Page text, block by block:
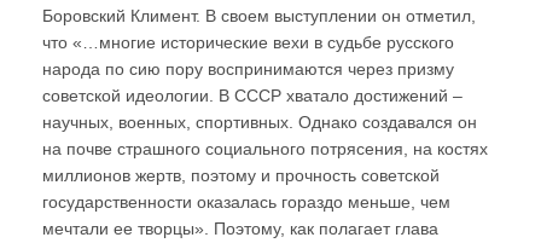
Боровский Климент. В своем выступлении он отметил,
что «…многие исторические вехи в судьбе русского
народа по сию пору воспринимаются через призму
советской идеологии. В СССР хватало достижений –
научных, военных, спортивных. Однако создавался он
на почве страшного социального потрясения, на костях
миллионов жертв, поэтому и прочность советской
государственности оказалась гораздо меньше, чем
мечтали ее творцы». Поэтому, как полагает глава